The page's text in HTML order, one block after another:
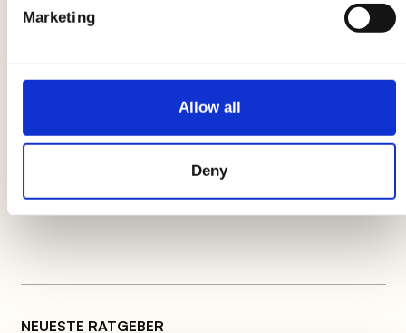
Marketing
Allow all
Deny
tauchen Sie die zu reinigenden Gegenstände in
Wasser und Salz ein, auch wenn hartnäckige
Flecken vorhanden sind. Verwenden Sie eine
Hausmittel eignet sich auch für normales
Edelstahlbesteck.
NEUESTE RATGEBER